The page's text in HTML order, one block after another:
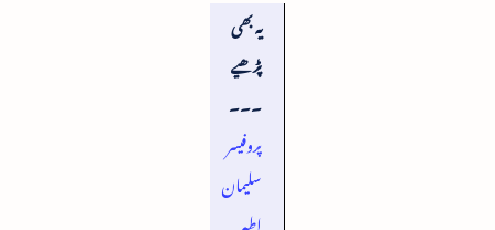
یہ بھی
پڑھیے
۔۔۔
پروفیسر
سلیمان
اطہر